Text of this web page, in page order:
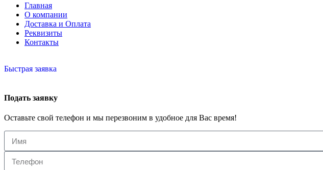
Главная
О компании
Доставка и Оплата
Реквизиты
Контакты
Быстрая заявка
Подать заявку
Оставьте свой телефон и мы перезвоним в удобное для Вас время!